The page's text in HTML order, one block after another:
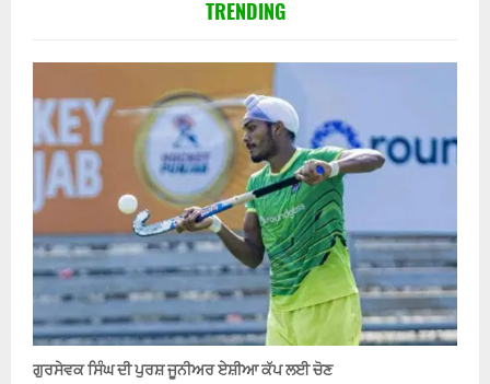
TRENDING
ਗੁਰਸੇਵਕ ਸਿੰਘ ਦੀ ਪੁਰਸ਼ ਜੂਨੀਅਰ ਏਸ਼ੀਆ ਕੱਪ ਲਈ ਚੋਣ